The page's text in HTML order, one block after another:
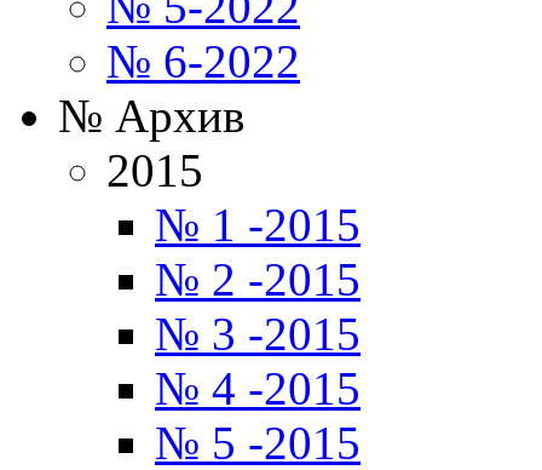
№ 6-2022
№ Архив
2015
№ 1 -2015
№ 2 -2015
№ 3 -2015
№ 4 -2015
№ 5 -2015